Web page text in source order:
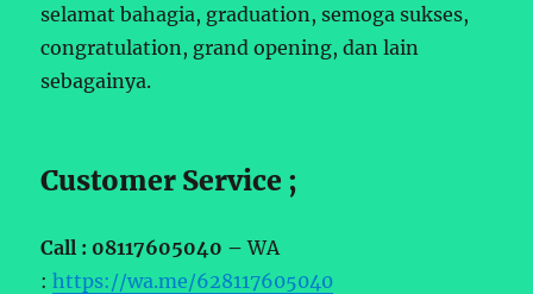
selamat bahagia, graduation, semoga sukses,
congratulation, grand opening, dan lain
sebagainya.
Customer Service ;
Call : 08117605040 –WA
:https://wa.me/628117605040